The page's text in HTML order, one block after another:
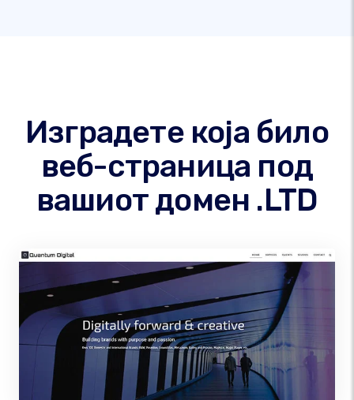
Изградете која било
веб-страница под
вашиот домен .LTD